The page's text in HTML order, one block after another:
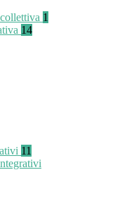
1
14
11